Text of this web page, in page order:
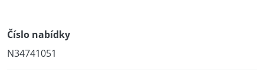
Číslo nabídky
N34741051